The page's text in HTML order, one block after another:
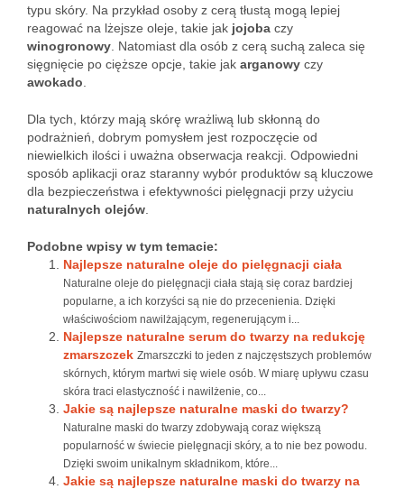
typu skóry. Na przykład osoby z cerą tłustą mogą lepiej
reagować na lżejsze oleje, takie jak jojoba czy
winogronowy . Natomiast dla osób z cerą suchą zaleca się
sięgnięcie po cięższe opcje, takie jak arganowy czy
awokado
Dla tych, którzy mają skórę wrażliwą lub skłonną do
podrażnień, dobrym pomysłem jest rozpoczęcie od
niewielkich ilości i uważna obserwacja reakcji. Odpowiedni
sposób aplikacji oraz staranny wybór produktów są kluczowe
dla bezpieczeństwa i efektywności pielęgnacji przy użyciu
naturalnych olejów
Podobne wpisy w tym temacie:
Najlepsze naturalne oleje do pielęgnacji ciała
Naturalne oleje do pielęgnacji ciała stają się coraz bardziej
popularne, a ich korzyści są nie do przecenienia. Dzięki
właściwościom nawilżającym, regenerującym i...
Najlepsze naturalne serum do twarzy na redukcję
zmarszczek Zmarszczki to jeden z najczęstszych problemów
skórnych, którym martwi się wiele osób. W miarę upływu czasu
skóra traci elastyczność i nawilżenie, co...
Jakie są najlepsze naturalne maski do twarzy?
Naturalne maski do twarzy zdobywają coraz większą
popularność w świecie pielęgnacji skóry, a to nie bez powodu.
Dzięki swoim unikalnym składnikom, które...
Jakie są najlepsze naturalne maski do twarzy na